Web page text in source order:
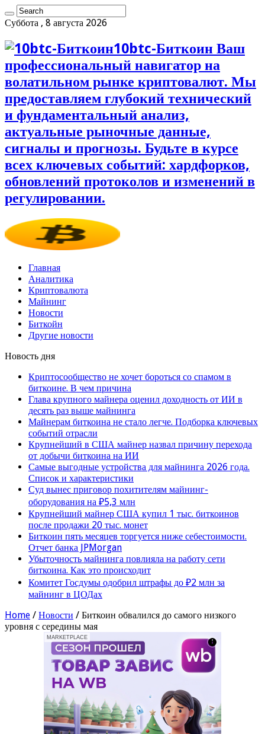
Суббота , 8 августа 2026
10btc-Биткоин Ваш
профессиональный навигатор на
волатильном рынке криптовалют. Мы
предоставляем глубокий технический
и фундаментальный анализ,
актуальные рыночные данные,
сигналы и прогнозы. Будьте в курсе
всех ключевых событий: хардфорков,
обновлений протоколов и изменений в
регулировании.
Главная
Аналитика
Криптовалюта
Майнинг
Новости
Биткойн
Другие новости
Новость дня
Криптосообщество не хочет бороться со спамом в
биткоине. В чем причина
Глава крупного майнера оценил доходность от ИИ в
десять раз выше майнинга
Майнерам биткоина не стало легче. Подборка ключевых
событий отрасли
Крупнейший в США майнер назвал причину перехода
от добычи биткоина на ИИ
Самые выгодные устройства для майнинга 2026 года.
Список и характеристики
Суд вынес приговор похитителям майнинг-
оборудования на ₽5,3 млн
Крупнейший майнер США купил 1 тыс. биткоинов
после продажи 20 тыс. монет
Биткоин пять месяцев торгуется ниже себестоимости.
Отчет банка JPMorgan
Убыточность майнинга повлияла на работу сети
биткоина. Как это происходит
Комитет Госдумы одобрил штрафы до ₽2 млн за
майнинг в ЦОДах
Home / Новости / Биткоин обвалился до самого низкого
уровня с середины мая
MARKETPLACE